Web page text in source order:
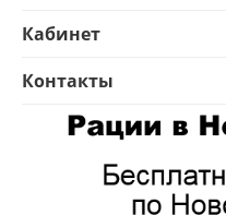
Кабинет
Контакты